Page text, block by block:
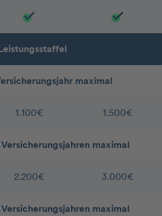
Leistungsstaffel
maximal
1.100€ 1.500€
Versicherungsjahren maximal
2.200€ 3.000€
Versicherungsjahren maximal